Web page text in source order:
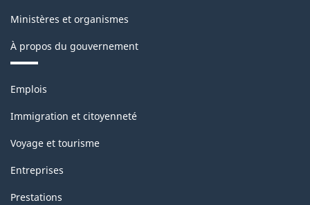
1.0
pour
production
industrielle
(selon
la
définition
Ministères et organismes
À propos du gouvernement
Thèmes
sujets
Emplois
Immigration et citoyenneté
Voyage et tourisme
Entreprises
Prestations